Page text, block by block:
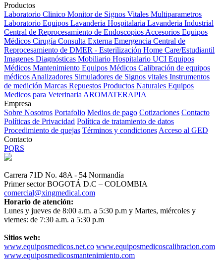
Productos
Laboratorio Clinico Monitor de Signos Vitales Multiparametros
Laboratorio Equipos Lavanderia Hospitalaria Lavanderia Industrial
Central de Reprocesamiento de Endoscopios Accesorios Equipos
Médicos Cirugía Consulta Externa Emergencia Central de
Reprocesamiento de DMER - Esterilización Home Care/Estudiantil
Imagenes Diagnósticas Mobiliario Hospitalario UCI Equipos
Médicos Mantenimiento Equipos Médicos Calibración de equipos
médicos Analizadores Simuladores de Signos vitales Instrumentos
de medición Marcas Repuestos Productos Naturales Equipos
Medicos para Veterinaria AROMATERAPIA
Empresa
Sobre Nosotros Portafolio Medios de pago Cotizaciones Contacto
Políticas de Privacidad Política de tratamiento de datos
Procedimiento de quejas Términos y condiciones Acceso al GED
Contacto
PQRS
Carrera 71D No. 48A - 54 Normandía
Primer sector BOGOTÁ D.C – COLOMBIA
comercial@xingmedical.com
Horario de atención:
Lunes y jueves de 8:00 a.m. a 5:30 p.m y Martes, miércoles y
viernes: de 7:30 a.m. a 5:30 p.m
Sitios web:
www.equiposmedicos.net.co www.equiposmedicoscalibracion.com
www.equiposmedicosmantenimiento.com